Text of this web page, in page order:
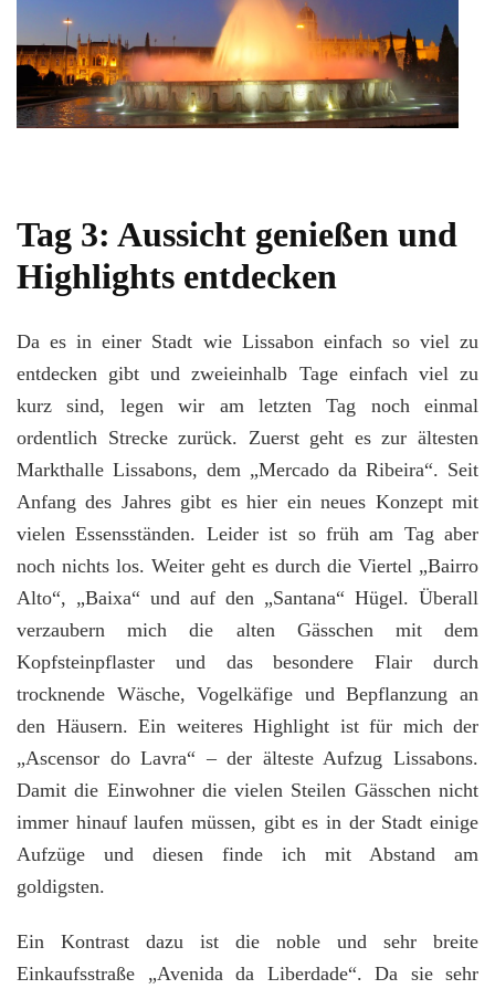
Tag 3: Aussicht genießen und
Highlights entdecken
Da es in einer Stadt wie Lissabon einfach so viel zu
entdecken gibt und zweieinhalb Tage einfach viel zu
kurz sind, legen wir am letzten Tag noch einmal
ordentlich Strecke zurück. Zuerst geht es zur ältesten
Markthalle Lissabons, dem „Mercado da Ribeira“. Seit
Anfang des Jahres gibt es hier ein neues Konzept mit
vielen Essensständen. Leider ist so früh am Tag aber
noch nichts los. Weiter geht es durch die Viertel „Bairro
Alto“, „Baixa“ und auf den „Santana“ Hügel. Überall
verzaubern mich die alten Gässchen mit dem
Kopfsteinpflaster und das besondere Flair durch
trocknende Wäsche, Vogelkäfige und Bepflanzung an
den Häusern. Ein weiteres Highlight ist für mich der
„Ascensor do Lavra“ – der älteste Aufzug Lissabons.
Damit die Einwohner die vielen Steilen Gässchen nicht
immer hinauf laufen müssen, gibt es in der Stadt einige
Aufzüge und diesen finde ich mit Abstand am
goldigsten.
Ein Kontrast dazu ist die noble und sehr breite
Einkaufsstraße „Avenida da Liberdade“. Da sie sehr